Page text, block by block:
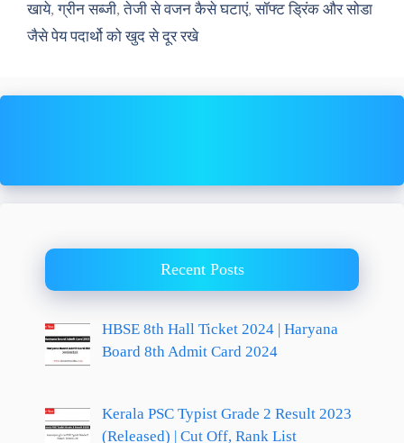
खाये,ग्रीन सब्जी,तेजी से वजन कैसे घटाएं,सॉफ्ट ड्रिंक और सोडा
जैसे पेय पदार्थो को खुद से दूर रखे
Recent Posts
HBSE 8th Hall Ticket 2024 | Haryana
Board 8th Admit Card 2024
Kerala PSC Typist Grade 2 Result 2023
(Released) | Cut Off, Rank List